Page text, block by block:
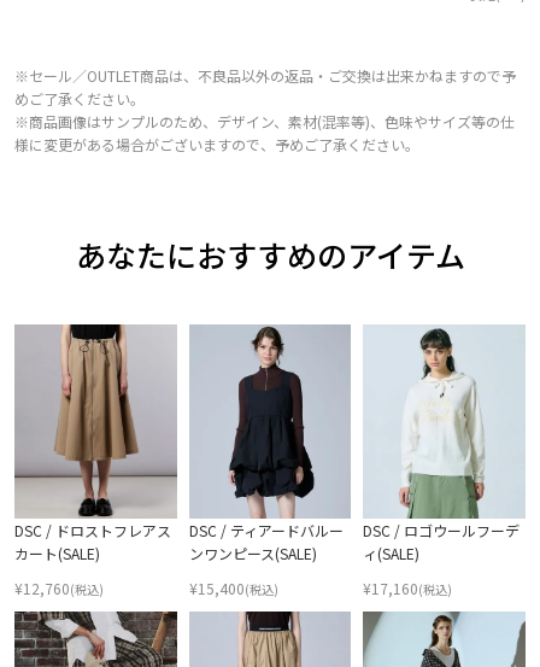
※セール／OUTLET商品は、不良品以外の返品・ご交換は出来かねますので予
めご了承ください。
※商品画像はサンプルのため、デザイン、素材(混率等)、色味やサイズ等の仕
様に変更がある場合がございますので、予めご了承ください。
あなたにおすすめのアイテム
DSC / ドロストフレアス
カート(SALE)
¥12,760(税込)
DSC / ティアードバルー
ンワンピース(SALE)
¥15,400(税込)
DSC / ロゴウールフーデ
ィ(SALE)
¥17,160(税込)